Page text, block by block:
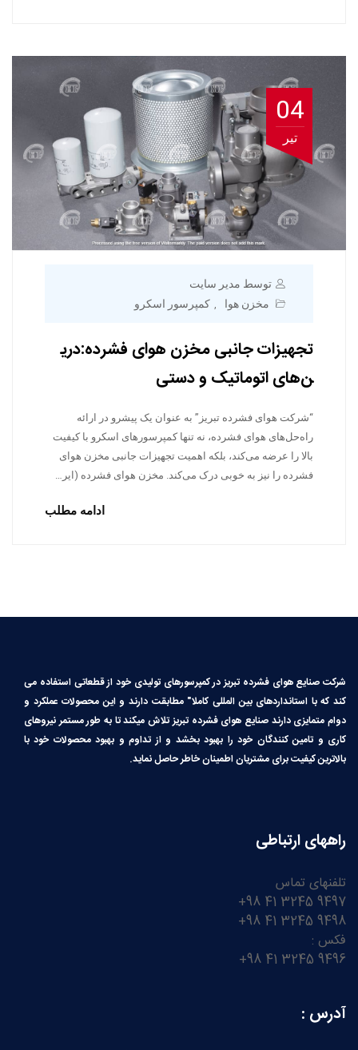
04
تیر
توسط مدیر سایت
مخزن هوا
کمپرسور اسکرو
تجهیزات جانبی مخزن هوای فشرده:دری
ن‌های اتوماتیک و دستی
“شرکت هوای فشرده تبریز” به عنوان یک پیشرو در ارائه
راه‌حل‌های هوای فشرده، نه تنها کمپرسورهای اسکرو با کیفیت
بالا را عرضه می‌کند، بلکه اهمیت تجهیزات جانبی مخزن هوای
فشرده را نیز به خوبی درک می‌کند. مخزن هوای فشرده (ایر…
ادامه مطلب
شرکت صنایع هوای فشرده تبریز در کمپرسورهای تولیدی خود از قطعاتی استفاده می
کند که با استانداردهای بین المللی کاملا″ مطابقت دارند و این محصولات عملکرد و
دوام متمایزی دارند صنایع هوای فشرده تبریز تلاش میکند تا به طور مستمر نیروهای
کاری و تامین کنندگان خود را بهبود بخشد و از تداوم و بهبود محصولات خود با
بالاترین کیفیت برای مشتریان اطمینان خاطر حاصل نماید.
راههای ارتباطی
تلفنهای تماس
9497 3245 41 98+
9498 3245 41 98+
فکس :
9496 3245 41 98+
آدرس :